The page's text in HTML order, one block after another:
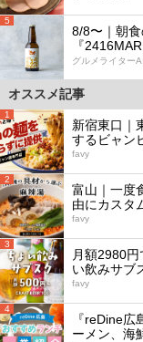
5
8/8〜｜朝
『
グルメライターAI
オススメ記事
1
新宿東口｜
するビャン
favy
2
富山｜一度
由にカスタ
favy
3
月額2980
い飲みサブ
favy
4
『reDine
ーメン、海